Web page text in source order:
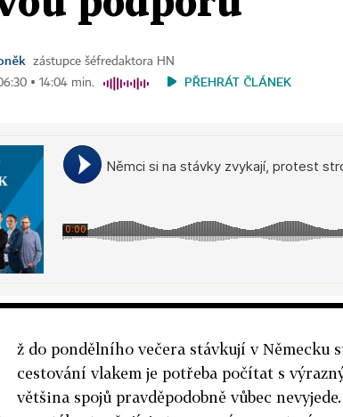
zástupce šéfredaktora HN
▪ 14:04 min.
PŘEHRÁT ČLÁNEK
ž do pondělního večera stávkují v Německu
cestování vlakem je potřeba počítat s
většina spojů pravděpodobně vůbec